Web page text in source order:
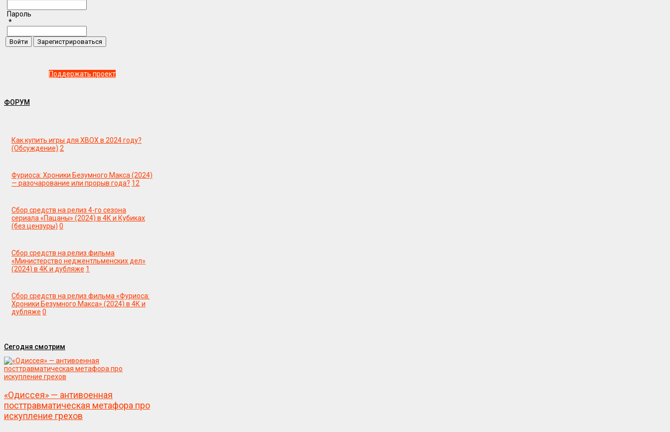
Пароль
*
Поддержать проект
ФОРУМ
Как купить игры для XBOX в 2024 году?
(Обсуждение) 2
Фуриоса: Хроники Безумного Макса (2024)
— разочарование или прорыв года? 12
Сбор средств на релиз 4-го сезона
сериала «Пацаны» (2024) в 4К и Кубиках
(без цензуры) 0
Сбор средств на релиз фильма
«Министерство неджентльменских дел»
(2024) в 4К и дубляже 1
Сбор средств на релиз фильма «Фуриоса:
Хроники Безумного Макса» (2024) в 4К и
дубляже 0
Сегодня смотрим
«Одиссея» — антивоенная
посттравматическая метафора про
искупление грехов